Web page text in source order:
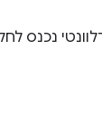
נכנס